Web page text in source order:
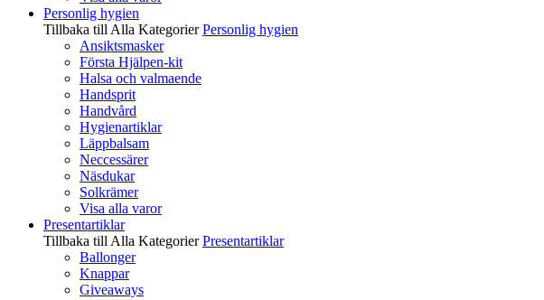
Personlig hygien
Tillbaka till Alla Kategorier Personlig hygien
Ansiktsmasker
Första Hjälpen-kit
Halsa och valmaende
Handsprit
Handvård
Hygienartiklar
Läppbalsam
Neccessärer
Näsdukar
Solkrämer
Visa alla varor
Presentartiklar
Tillbaka till Alla Kategorier Presentartiklar
Ballonger
Knappar
Giveaways